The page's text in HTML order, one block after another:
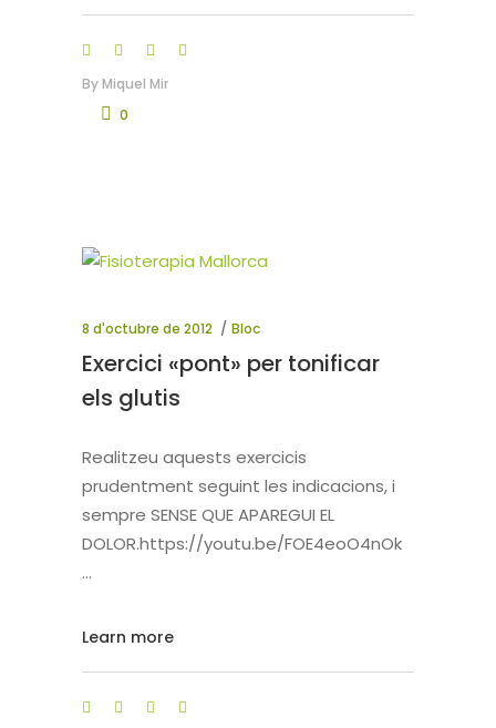
By Miquel Mir
0
8 d'octubre de 2012 Bloc
Exercici «pont» per tonificar
els glutis
Realitzeu aquests exercicis
prudentment seguint les indicacions, i
sempre SENSE QUE APAREGUI EL
DOLOR.https://youtu.be/FOE4eoO4nOk
Learn more